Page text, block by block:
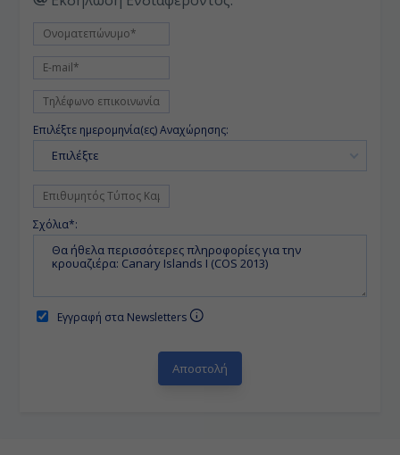
Επιλέξτε ημερομηνία(ες) Αναχώρησης:
Επιλέξτε
Σχόλια*:
Εγγραφή στα Newsletters